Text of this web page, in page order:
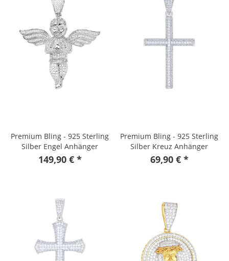
Premium Bling - 925 Sterling
Silber Engel Anhänger
149,90 € *
Premium Bling - 925 Sterling
Silber Kreuz Anhänger
69,90 € *